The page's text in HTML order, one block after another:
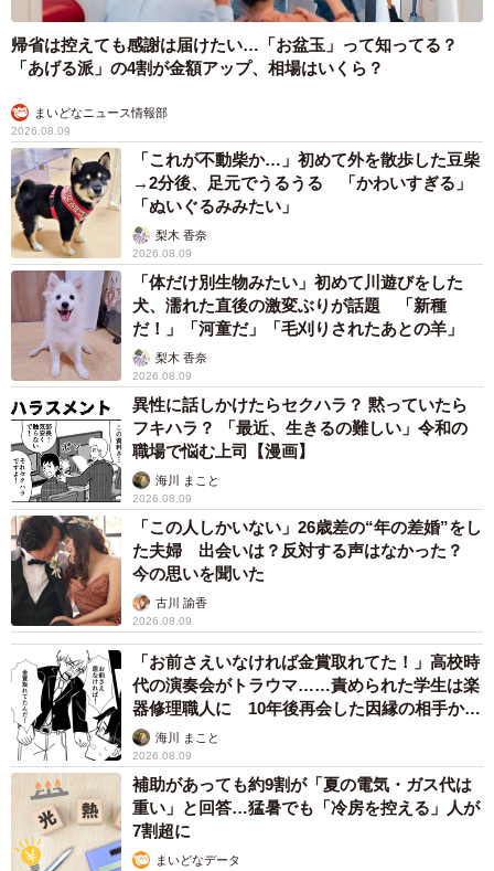
帰省は控えても感謝は届けたい…「お盆玉」って知ってる？
「あげる派」の4割が金額アップ、相場はいくら？
まいどなニュース情報部
2026.08.09
「これが不動柴か…」初めて外を散歩した豆柴
→2分後、足元でうるうる 「かわいすぎる」
「ぬいぐるみみたい」
梨木 香奈
2026.08.09
「体だけ別生物みたい」初めて川遊びをした
犬、濡れた直後の激変ぶりが話題 「新種
だ！」「河童だ」「毛刈りされたあとの羊」
梨木 香奈
2026.08.09
異性に話しかけたらセクハラ？ 黙っていたら
フキハラ？ 「最近、生きるの難しい」令和の
職場で悩む上司【漫画】
海川 まこと
2026.08.09
「この人しかいない」26歳差の“年の差婚”をし
た夫婦 出会いは？反対する声はなかった？
今の思いを聞いた
古川 諭香
2026.08.09
「お前さえいなければ金賞取れてた！」高校時
代の演奏会がトラウマ……責められた学生は楽
器修理職人に 10年後再会した因縁の相手から
思わぬ申し出【漫画】
海川 まこと
2026.08.09
補助があっても約9割が「夏の電気・ガス代は
重い」と回答…猛暑でも「冷房を控える」人が
7割超に
まいどなデータ